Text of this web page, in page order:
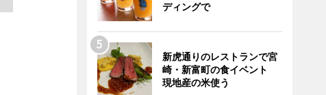
ディングで
新虎通りのレストランで宮
崎・新富町の食イベント
現地産の米使う